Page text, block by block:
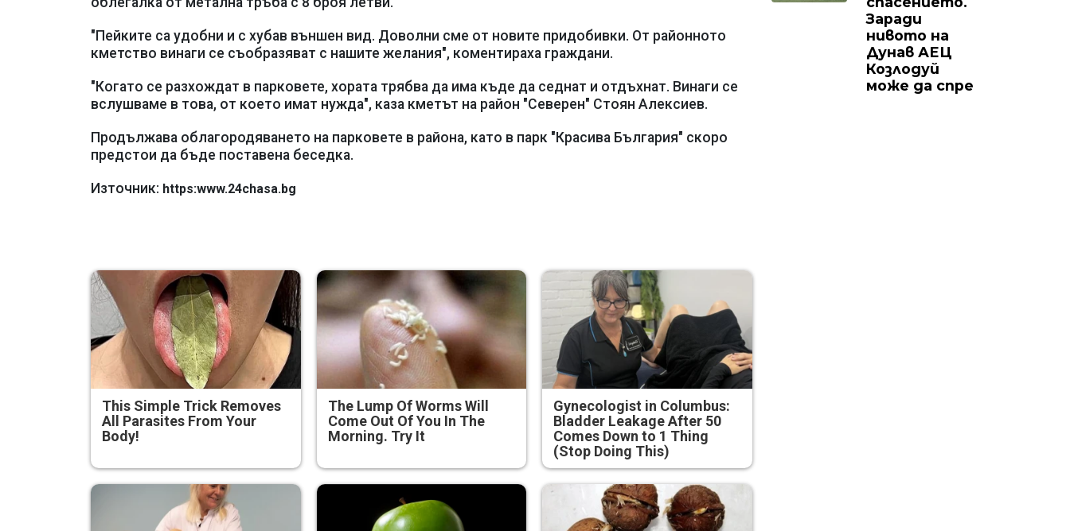
"Пейките са удобни и с хубав външен вид. Доволни сме от новите придобивки. От районното
кметство винаги се съобразяват с нашите желания", коментираха граждани.
"Когато се разхождат в парковете, хората трябва да има къде да седнат и отдъхнат. Винаги се
вслушваме в това, от което имат нужда", каза кметът на район "Северен" Стоян Алексиев.
Продължава облагородяването на парковете в района, като в парк "Красива България" скоро
предстои да бъде поставена беседка.
Източник: https:www.24chasa.bg
This Simple Trick Removes
All Parasites From Your
Body!
The Lump Of Worms Will
Come Out Of You In The
Morning. Try It
Gynecologist in Columbus:
Bladder Leakage After 50
Comes Down to 1 Thing
(Stop Doing This)
Заради
нивото на
Дунав АЕЦ
Козлодуй
може да спре